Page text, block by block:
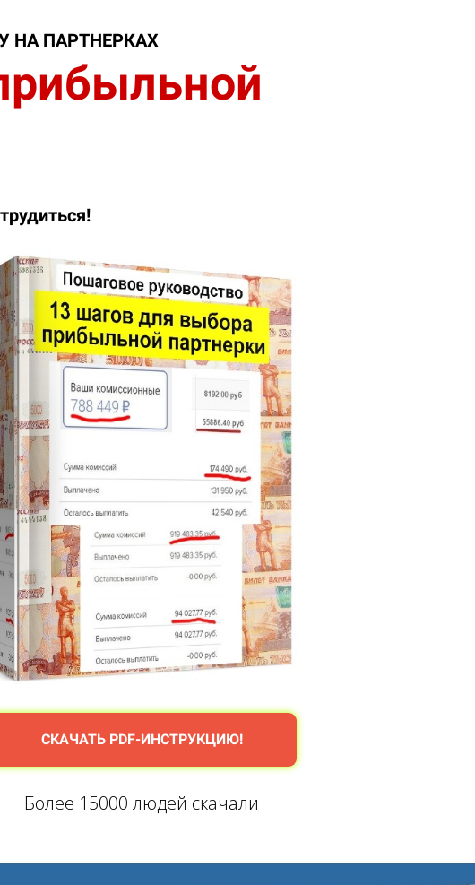
НА ПАРТНЕРКАХ
СКАЧАТЬ PDF-ИНСТРУКЦИЮ!
Более 15000 людей скачали